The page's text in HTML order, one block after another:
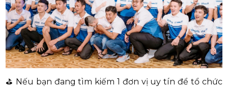
⛳️ Nếu bạn đang tìm kiếm 1 đơn vị uy tín để tổ chức